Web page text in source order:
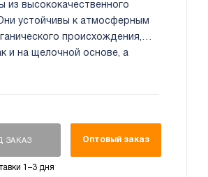
из высококачественного
устойчивы к атмосферным
происхождения,
и на щелочной основе, а
излучению.
ЗАКАЗ
1–3 дня
Оптовый заказ